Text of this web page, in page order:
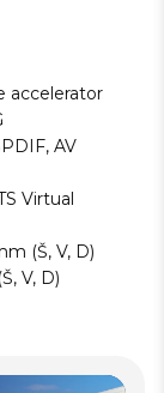
accelerator
AV
Virtual
(Š, V, D)
V, D)